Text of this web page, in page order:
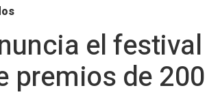
el
premios de